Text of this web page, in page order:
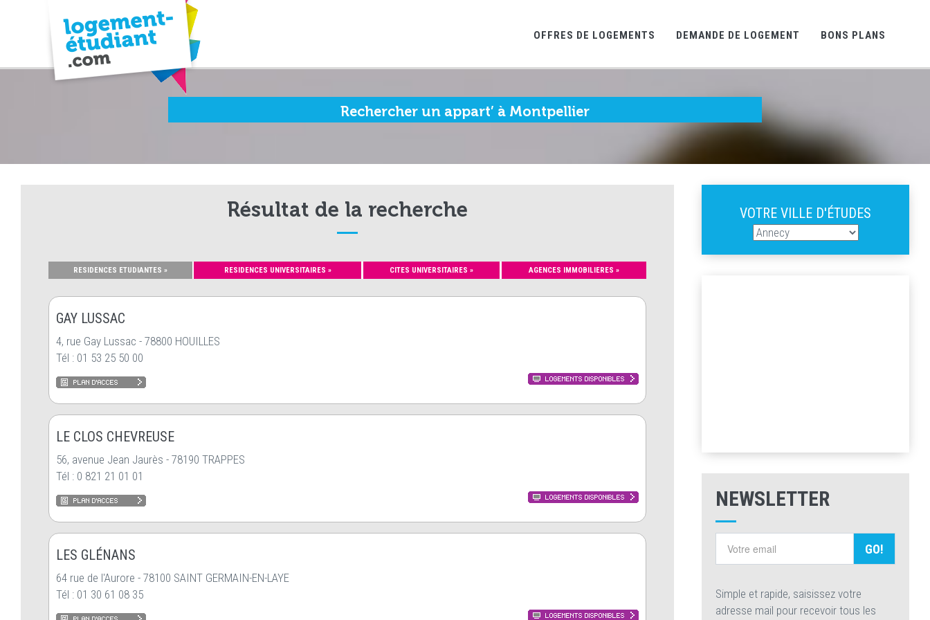
OFFRES DE LOGEMENTS DEMANDE DE LOGEMENT BONS PLANS
Rechercher un appart’ à Montpellier
VOTRE VILLE D'ÉTUDES
NEWSLETTER
GO!
Simple et rapide, saisissez votre
adresse mail pour recevoir tous les
Résultat de la recherche
RESIDENCES ETUDIANTES » RESIDENCES UNIVERSITAIRES » CITES UNIVERSITAIRES » AGENCES IMMOBILIERES »
GAY LUSSAC
4, rue Gay Lussac - 78800 HOUILLES
Tél : 01 53 25 50 00
LE CLOS CHEVREUSE
56, avenue Jean Jaurès - 78190 TRAPPES
Tél : 0 821 21 01 01
LES GLÉNANS
64 rue de l'Aurore - 78100 SAINT GERMAIN-EN-LAYE
Tél : 01 30 61 08 35